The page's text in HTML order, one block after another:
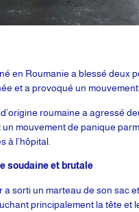
en Roumanie a blessé deux
et a provoqué un
roumaine a agressé
mouvement de panique
à l’hôpital.
soudaine et brutale
a sorti un marteau de son sac
principalement la tête et